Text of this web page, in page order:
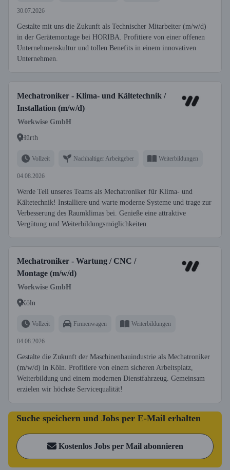
30.07.2026
Gestalte mit uns die Zukunft als Technischer Mitarbeiter (m/w/d)
in der Gerätemontage bei HORIBA. Profitiere von einer offenen
Unternehmenskultur und tollen Benefits in einem innovativen
Unternehmen.
Mechatroniker - Klima- und Kältetechnik /
Installation (m/w/d)
Workwise GmbH
Hürth
Vollzeit Nachhaltiger Arbeitgeber Weiterbildungen
04.08.2026
Werde Teil unseres Teams als Mechatroniker für Klima- und
Kältetechnik! Installiere und warte moderne Systeme und trage zur
Verbesserung des Raumklimas bei. Genieße eine attraktive
Vergütung und Weiterbildungsmöglichkeiten.
Mechatroniker - Wartung / CNC /
Montage (m/w/d)
Workwise GmbH
Köln
Vollzeit Firmenwagen Weiterbildungen
04.08.2026
Gestalte die Zukunft der Maschinenbauindustrie als Mechatroniker
(m/w/d) in Köln. Profitiere von einem sicheren Arbeitsplatz,
Weiterbildung und einem modernen Dienstfahrzeug. Gemeinsam
erzielen wir höchste Servicequalität!
Suche speichern und Jobs per E-Mail erhalten
Kostenlos Jobs per Mail abonnieren